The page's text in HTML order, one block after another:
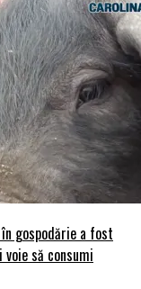
gospodărie a fost
să consumi